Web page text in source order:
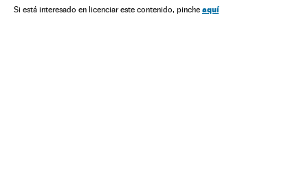
Si está interesado en licenciar este contenido, pinche aquí